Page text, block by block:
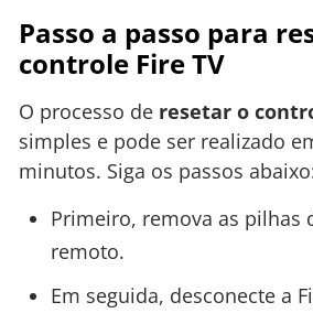
Passo a passo para
controle Fire TV
O processo de resetar o
simples e pode ser realizado
minutos. Siga os passos
Primeiro, remova as pilhas
remoto.
Em seguida, desconecte a